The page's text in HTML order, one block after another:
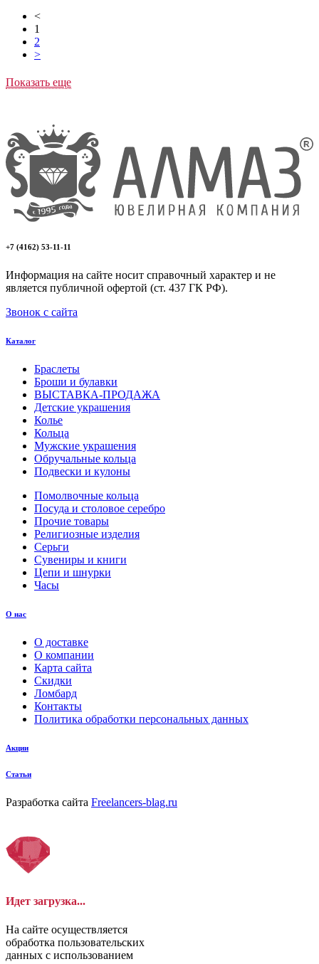
<
1
2
>
Показать еще
+7 (4162) 53-11-11
Информация на сайте носит справочный характер и не
является публичной офертой (ст. 437 ГК РФ).
Звонок с сайта
Каталог
Браслеты
Броши и булавки
ВЫСТАВКА-ПРОДАЖА
Детские украшения
Колье
Кольца
Мужские украшения
Обручальные кольца
Подвески и кулоны
Помолвочные кольца
Посуда и столовое серебро
Прочие товары
Религиозные изделия
Серьги
Сувениры и книги
Цепи и шнурки
Часы
О нас
О доставке
О компании
Карта сайта
Скидки
Ломбард
Контакты
Политика обработки персональных данных
Акции
Статьи
Разработка сайта Freelancers-blag.ru
Идет загрузка...
На сайте осуществляется
обработка пользовательских
данных с использованием